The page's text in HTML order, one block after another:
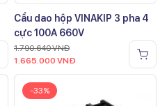
Cầu dao hộp VINAKIP 3 pha 4
cực 100A 660V
1.790.640VNĐ
1.665.000 VNĐ
-33%